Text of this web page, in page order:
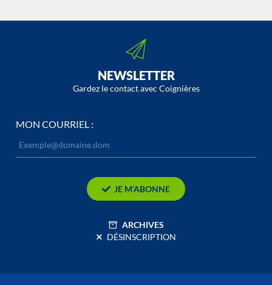
NEWSLETTER
Gardez le contact avec Coignières
MON COURRIEL :
JE M’ABONNE
ARCHIVES
DÉSINSCRIPTION